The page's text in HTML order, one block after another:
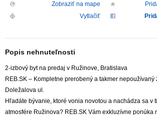
Zobraziť na mape
Vytlačiť
Popis nehnuteľnosti
2-izbový byt na predaj v Ružinove, Bratislava
REB.SK – Kompletne prerobený a takmer nepoužívaný
Doležalova ul.
Hľadáte bývanie, ktoré vonia novotou a nachádza sa v
atmosfére Ružinova? REB.SK Vám exkluzívne ponúka